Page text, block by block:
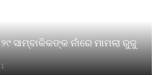
ସାମ୍ବାକିକଙ୍କ ନାଁରେ ମାମଲା ରୁଜୁ